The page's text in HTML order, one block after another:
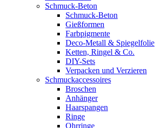
Schmuck-Beton
Schmuck-Beton
Gießformen
Farbpigmente
Deco-Metall & Spiegelfolie
Ketten, Ringel & Co.
DIY-Sets
Verpacken und Verzieren
Schmuckaccessoires
Broschen
Anhänger
Haarspangen
Ringe
Ohrringe